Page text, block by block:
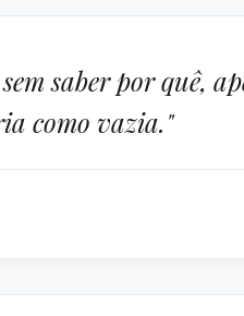
saber por quê,
como vazia."